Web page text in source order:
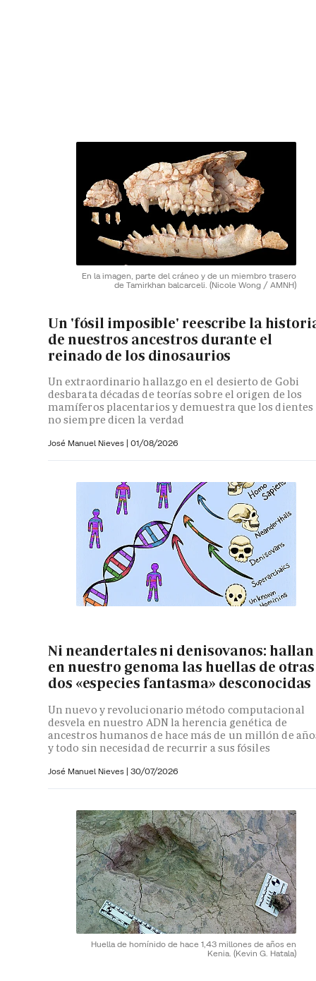
En la imagen, parte del cráneo y de un miembro trasero
de Tamirkhan balcarceli. (Nicole Wong / AMNH)
Un 'fósil imposible' reescribe la
de nuestros ancestros durante el
reinado de los dinosaurios
Un extraordinario hallazgo en el desierto de Gobi
desbarata décadas de teorías sobre el origen de los
mamíferos placentarios y demuestra que los dientes
no siempre dicen la verdad
José Manuel Nieves | 01/08/2026
Ni neandertales ni denisovanos: hallan
en nuestro genoma las huellas de otras
dos «especies fantasma» desconocidas
Un nuevo y revolucionario método computacional
desvela en nuestro ADN la herencia genética de
ancestros humanos de hace más de un millón de
y todo sin necesidad de recurrir a sus fósiles
José Manuel Nieves | 30/07/2026
Huella de homínido de hace 1,43 millones de años en
Kenia. (Kevin G. Hatala)